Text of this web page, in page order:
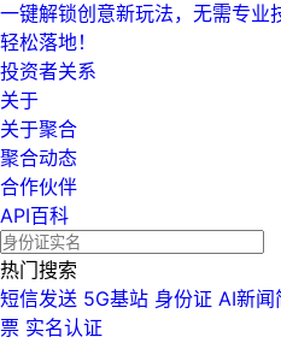
一键解锁创意新玩法，无需专业
轻松落地！
投资者关系
关于
关于聚合
聚合动态
合作伙伴
API百科
热门搜索
短信发送 5G基站 身份证 AI新闻
票 实名认证